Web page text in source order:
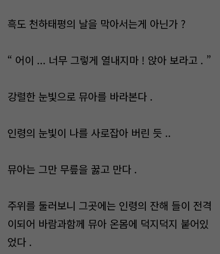
흑도 천하태평의 날을 막아서는게 아닌가 ?
“ 어이 ... 너무 그렇게 열내지마 ! 앉아 보라고 . ”
강렬한 눈빛으로 뮤아를 바라본다 .
인령의 눈빛이 나를 사로잡아 버린 듯 ..
뮤아는 그만 무릎을 꿇고 만다 .
주위를 둘러보니 그곳에는 인령의 잔해 들이 전격
이되어 바람과함께 뮤아 온몸에 덕지덕지 붙어있
었다 .